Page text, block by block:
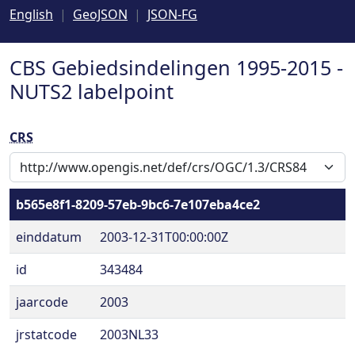
English
GeoJSON JSON-FG
CBS Gebiedsindelingen 1995-2015 -
NUTS2 labelpoint
CRS
b565e8f1-8209-57eb-9bc6-7e107eba4ce2
einddatum
2003-12-31T00:00:00Z
id
343484
jaarcode
2003
jrstatcode
2003NL33